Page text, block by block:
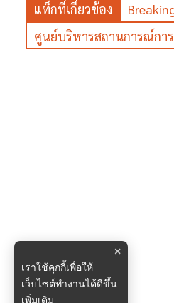
แท็กที่เกี่ยวข้อง
ศูนย์บริหารสถานการณ์กา
×
เราใช้คุกกี้เพื่อให้
เว็บไซต์ทำงานได้ดีขึ้น
เพิ่มเติม